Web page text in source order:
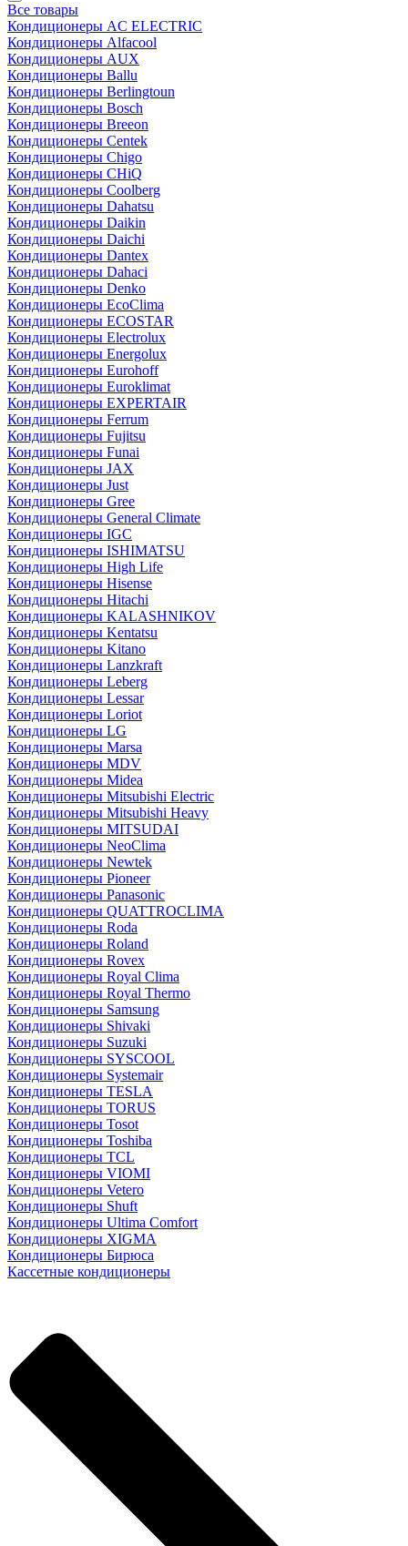
Все товары
Кондиционеры AC ELECTRIC
Кондиционеры Alfacool
Кондиционеры AUX
Кондиционеры Ballu
Кондиционеры Berlingtoun
Кондиционеры Bosch
Кондиционеры Breeon
Кондиционеры Centek
Кондиционеры Chigo
Кондиционеры CHiQ
Кондиционеры Coolberg
Кондиционеры Dahatsu
Кондиционеры Daikin
Кондиционеры Daichi
Кондиционеры Dantex
Кондиционеры Dahaci
Кондиционеры Denko
Кондиционеры EcoClima
Кондиционеры ECOSTAR
Кондиционеры Electrolux
Кондиционеры Energolux
Кондиционеры Eurohoff
Кондиционеры Euroklimat
Кондиционеры EXPERTAIR
Кондиционеры Ferrum
Кондиционеры Fujitsu
Кондиционеры Funai
Кондиционеры JAX
Кондиционеры Just
Кондиционеры Gree
Кондиционеры General Climate
Кондиционеры IGC
Кондиционеры ISHIMATSU
Кондиционеры High Life
Кондиционеры Hisense
Кондиционеры Hitachi
Кондиционеры KALASHNIKOV
Кондиционеры Kentatsu
Кондиционеры Kitano
Кондиционеры Lanzkraft
Кондиционеры Leberg
Кондиционеры Lessar
Кондиционеры Loriot
Кондиционеры LG
Кондиционеры Marsa
Кондиционеры MDV
Кондиционеры Midea
Кондиционеры Mitsubishi Electric
Кондиционеры Mitsubishi Heavy
Кондиционеры MITSUDAI
Кондиционеры NeoClima
Кондиционеры Newtek
Кондиционеры Pioneer
Кондиционеры Panasonic
Кондиционеры QUATTROCLIMA
Кондиционеры Roda
Кондиционеры Roland
Кондиционеры Rovex
Кондиционеры Royal Clima
Кондиционеры Royal Thermo
Кондиционеры Samsung
Кондиционеры Shivaki
Кондиционеры Suzuki
Кондиционеры SYSCOOL
Кондиционеры Systemair
Кондиционеры TESLA
Кондиционеры TORUS
Кондиционеры Tosot
Кондиционеры Toshiba
Кондиционеры TCL
Кондиционеры VIOMI
Кондиционеры Vetero
Кондиционеры Shuft
Кондиционеры Ultima Comfort
Кондиционеры XIGMA
Кондиционеры Бирюса
Кассетные кондиционеры